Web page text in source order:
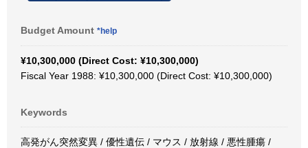
Budget Amount *help
¥10,300,000 (Direct Cost: ¥10,300,000)
Fiscal Year 1988: ¥10,300,000 (Direct Cost: ¥10,300,000)
Keywords
高発がん突然変異 / 優性遺伝 / マウス / 放射線 / 悪性腫瘍 /